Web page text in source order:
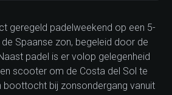
geregeld padelweekend op een 5-
Spaanse zon, begeleid door de
padel is er volop gelegenheid
scooter om de Costa del Sol te
boottocht bij zonsondergang vanuit